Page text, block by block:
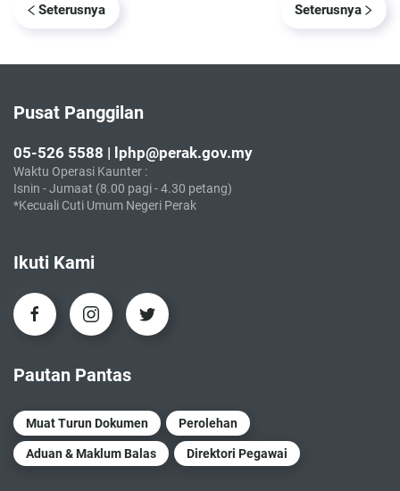
Seterusnya Seterusnya
Pusat Panggilan
05-526 5588 | lphp@perak.gov.my
Waktu Operasi Kaunter :
Isnin - Jumaat (8.00 pagi - 4.30 petang)
*Kecuali Cuti Umum Negeri Perak
Ikuti Kami
Pautan Pantas
Muat Turun Dokumen Perolehan
Aduan & Maklum Balas Direktori Pegawai